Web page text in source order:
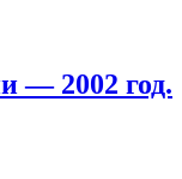
— 2002 год.